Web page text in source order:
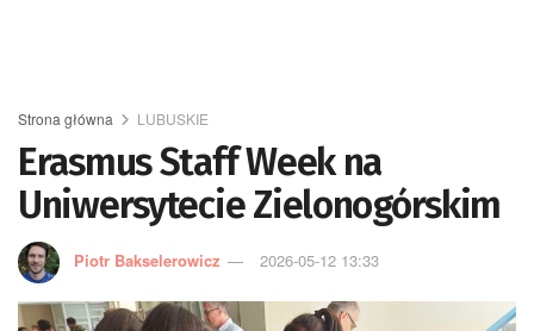
Strona główna LUBUSKIE
Erasmus Staff Week na
Uniwersytecie Zielonogórskim
Piotr Bakselerowicz 2026-05-12 13:33